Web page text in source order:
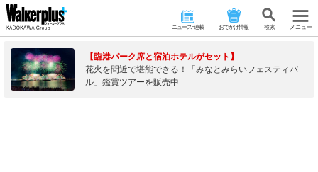
ニュース･連載 おでかけ情報 検 索 メニュー
【臨港パーク席と宿泊ホテルがセット】
花火を間近で堪能できる！「みなとみらいフェスティバ
ル」鑑賞ツアーを販売中